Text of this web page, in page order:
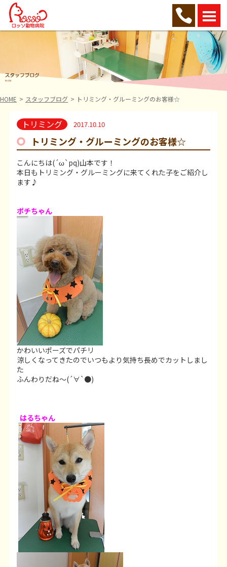
HOME スタッフブログ トリミング・グルーミングのお客様☆
トリミング 2017.10.10
トリミング・グルーミングのお客様☆
こんにちは(´ω`pq)山本です！
本日もトリミング・グルーミングに来てくれた子をご紹介し
ます♪
ポチちゃん
かわいいポーズでパチリ
涼しくなってきたのでいつもより気持ち長めでカットしまし
た
ふんわりだね～(´∀`●)
はるちゃん